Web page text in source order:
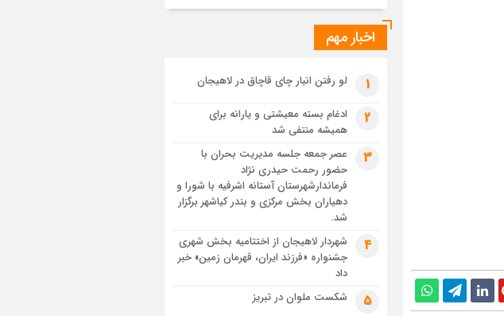
پیکر مطهر رهبر شهید انقلاب در حرم مطهر
رضوی آرام گرفت
آخر در آستان امام رئوف
تصاویر هوایی مراسم تشییع پیکر مطهر آقای
شهید ایران – مشهد
4 هفته قبل
مراسم تشییع پیکر مطهر آقای شهید ایران –
مشهد
تصاویری از تراکم جمعیت حاضر در میدان
ثورهالعشرین نجف اشرف
اخبار مهم
1 لو رفتن انبار چای قاچاق در لاهیجان
2
ادغام بسته معیشتی و یارانه برای
همیشه منتفی شد
3
عصر جمعه جلسه مدیریت بحران با
حضور رحمت حیدری نژاد
فرماندارشهرستان آستانه اشرفیه با شورا و
دهیاران بخش مرکزی و بندر کیاشهر برگزار
شد.
4
شهردار لاهیجان از اختتامیه بخش شهری
جشنواره «فرزند ایران، قهرمان زمین» خبر
داد
5 شکست ملوان در تبریز